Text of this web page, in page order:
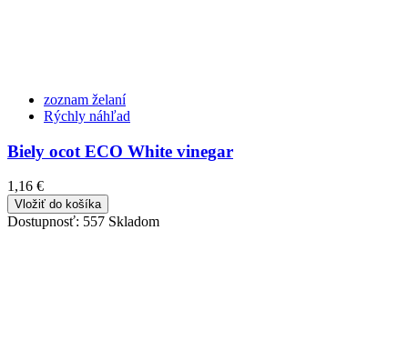
zoznam želaní
Rýchly náhľad
Biely ocot ECO White vinegar
1,16 €
Vložiť do košíka
Dostupnosť: 557 Skladom